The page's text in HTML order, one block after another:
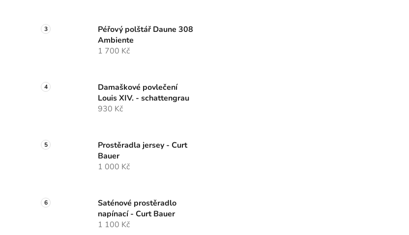
Péřový polštář Daune 308
Ambiente
1 700 Kč
Damaškové povlečení
Louis XIV. - schattengrau
930 Kč
Prostěradla jersey - Curt
Bauer
1 000 Kč
Saténové prostěradlo
napínací - Curt Bauer
1 100 Kč